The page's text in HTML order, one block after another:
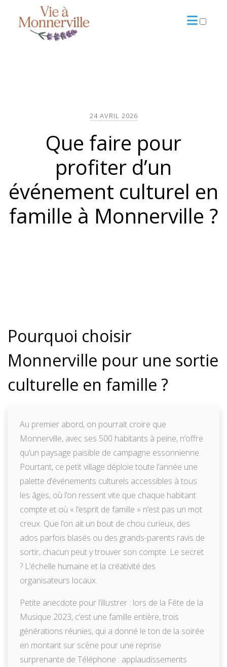
24 AVRIL 2026
Que faire pour
profiter d’un
événement culturel en
famille à Monnerville ?
Pourquoi choisir
Monnerville pour une sortie
culturelle en famille ?
Au premier abord, on pourrait croire que
Monnerville, avec ses 500 habitants à peine, n’offre
qu’un paysage paisible de campagne essonnienne.
Pourtant, ce petit village déploie toute l’année une
palette d’événements culturels accessibles à tous
les âges, où l’on ressent vite que chaque habitant
compte et où « l’esprit de famille » n’est pas un mot
creux. Que l’on ait un bout de chou curieux, des
ados parfois blasés ou des grands-parents ravis de
sortir, chacun peut y trouver son compte. Le secret
? L’échelle humaine et la créativité des
organisateurs locaux.
Petite anecdote pour l’illustrer : lors de la Fête de la
Musique 2023, c’est une famille entière, trois
générations réunies, qui a donné le ton de la soirée
en montant sur scène pour une reprise
surprenante de Téléphone : applaudissements